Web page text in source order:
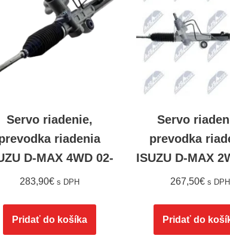
Servo riadenie,
riadenia
D-MAX 4WD 02-
283,90€ s DPH
Pridať do košíka
Servo
prevodka
ISUZU D-MAX
267,50€ s DPH
Pridať do